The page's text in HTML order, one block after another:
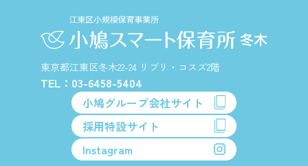
東京都江東区冬木22-24 リブリ・コスズ2階
TEL：03-6458-5404
小鳩グループ会社サイト
採用特設サイト
Instagram